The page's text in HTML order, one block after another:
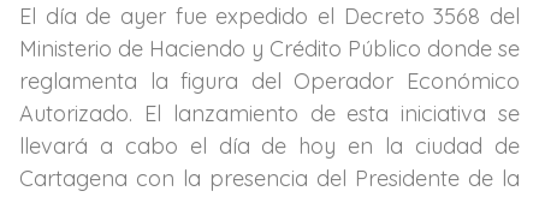
El día de ayer fue expedido el Decreto 3568 del
Ministerio de Haciendo y Crédito Público donde se
reglamenta la figura del Operador Económico
Autorizado. El lanzamiento de esta iniciativa se
llevará a cabo el día de hoy en la ciudad de
Cartagena con la presencia del Presidente de la